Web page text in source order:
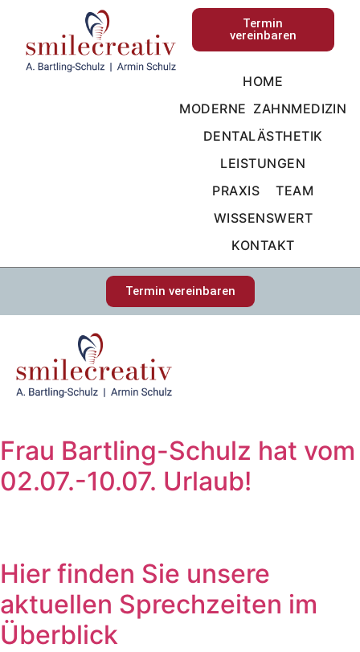
Termin
vereinbaren
HOME
MODERNE ZAHNMEDIZIN
DENTALÄSTHETIK
LEISTUNGEN
PRAXIS
TEAM
WISSENSWERT
KONTAKT
Termin vereinbaren
Frau Bartling-Schulz hat vom
02.07.-10.07. Urlaub!
Hier finden Sie unsere
aktuellen Sprechzeiten im
Überblick